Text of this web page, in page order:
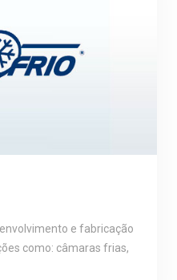
e fabricação
como: câmaras frias,